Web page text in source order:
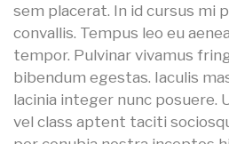
sem placerat. In id cursus mi
convallis. Tempus leo eu
tempor. Pulvinar vivamus
bibendum egestas. Iaculis
lacinia integer nunc posuere.
vel class aptent taciti